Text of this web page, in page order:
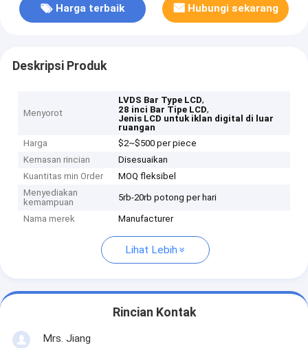
Harga terbaik Hubungi sekarang
Deskripsi Produk
Menyorot
LVDS Bar Type LCD,
28 inci Bar Tipe LCD,
Jenis LCD untuk iklan digital di luar
ruangan
Harga
$2~$500 per piece
Kemasan rincian
Disesuaikan
Kuantitas min Order
MOQ fleksibel
Menyediakan
kemampuan
5rb-20rb potong per hari
Nama merek Manufacturer
Lihat Lebih
Rincian Kontak
Mrs. Jiang